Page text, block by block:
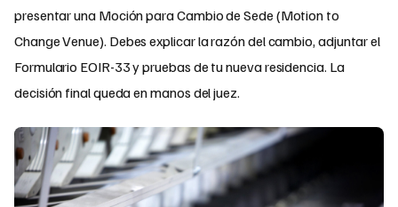
presentar una Moción para Cambio de Sede (Motion to
Change Venue). Debes explicar la razón del cambio, adjuntar el
Formulario EOIR-33 y pruebas de tu nueva residencia. La
decisión final queda en manos del juez.